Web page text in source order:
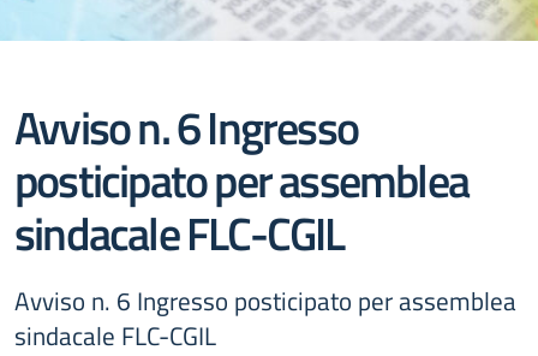
Avviso n. 6 Ingresso
posticipato per assemblea
sindacale FLC-CGIL
Avviso n. 6 Ingresso posticipato per assemblea
sindacale FLC-CGIL